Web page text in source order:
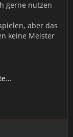
gerne nutzen
aber das
keine Meister